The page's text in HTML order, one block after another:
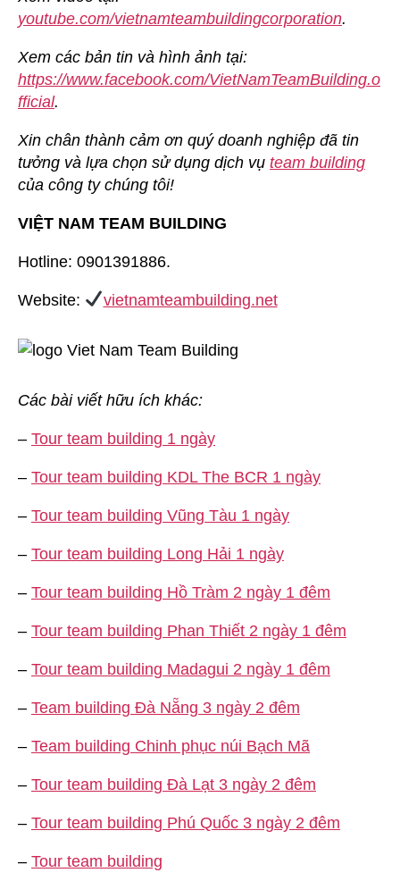
youtube.com/vietnamteambuildingcorporation.
Xem các bản tin và hình ảnh tại:
https://www.facebook.com/VietNamTeamBuilding.o
fficial.
Xin chân thành cảm ơn quý doanh nghiệp đã tin
tưởng và lựa chọn sử dụng dịch vụ team building
của công ty chúng tôi!
VIỆT NAM TEAM BUILDING
Hotline: 0901391886.
Website: vietnamteambuilding.net
Các bài viết hữu ích khác:
– Tour team building 1 ngày
– Tour team building KDL The BCR 1 ngày
– Tour team building Vũng Tàu 1 ngày
– Tour team building Long Hải 1 ngày
– Tour team building Hồ Tràm 2 ngày 1 đêm
– Tour team building Phan Thiết 2 ngày 1 đêm
– Tour team building Madagui 2 ngày 1 đêm
– Team building Đà Nẵng 3 ngày 2 đêm
– Team building Chinh phục núi Bạch Mã
– Tour team building Đà Lạt 3 ngày 2 đêm
– Tour team building Phú Quốc 3 ngày 2 đêm
– Tour team building